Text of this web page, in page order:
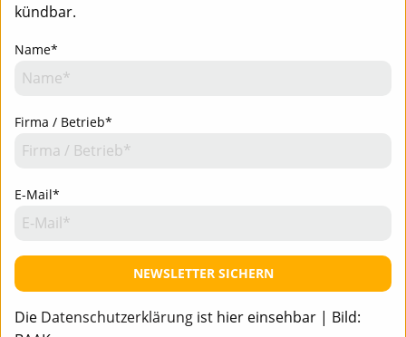
kündbar.
Name*
Firma / Betrieb*
E-Mail*
NEWSLETTER SICHERN
Die Datenschutzerklärung ist hier einsehbar | Bild: